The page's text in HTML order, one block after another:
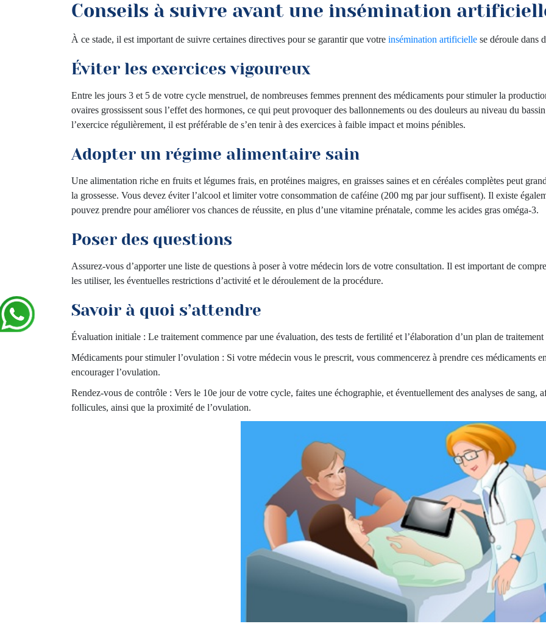
Conseils à suivre avant une insémination
À ce stade, il est important de suivre certaines directives pour se garantir que votre insémination artificielle se déroule dans
Éviter les exercices vigoureux
Entre les jours 3 et 5 de votre cycle menstruel, de nombreuses femmes prennent des médicaments pour stimuler la
ovaires grossissent sous l’effet des hormones, ce qui peut provoquer des ballonnements ou des douleurs au niveau du
l’exercice régulièrement, il est préférable de s’en tenir à des exercices à faible impact et moins pénibles.
Adopter un régime alimentaire sain
Une alimentation riche en fruits et légumes frais, en protéines maigres, en graisses saines et en céréales complètes peut
la grossesse. Vous devez éviter l’alcool et limiter votre consommation de caféine (200 mg par jour suffisent). Il existe
pouvez prendre pour améliorer vos chances de réussite, en plus d’une vitamine prénatale, comme les acides gras oméga-3.
Poser des questions
Assurez-vous d’apporter une liste de questions à poser à votre médecin lors de votre consultation. Il est important de
les utiliser, les éventuelles restrictions d’activité et le déroulement de la procédure.
Savoir à quoi s’attendre
Évaluation initiale : Le traitement commence par une évaluation, des tests de fertilité et l’élaboration d’un plan de traitement
Médicaments pour stimuler l’ovulation : Si votre médecin vous le prescrit, vous commencerez à prendre ces médicaments
encourager l’ovulation.
Rendez-vous de contrôle : Vers le 10e jour de votre cycle, faites une échographie, et éventuellement des analyses de sang,
follicules, ainsi que la proximité de l’ovulation.